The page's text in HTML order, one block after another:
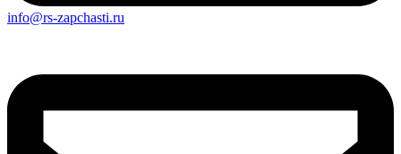
info@rs-zapchasti.ru